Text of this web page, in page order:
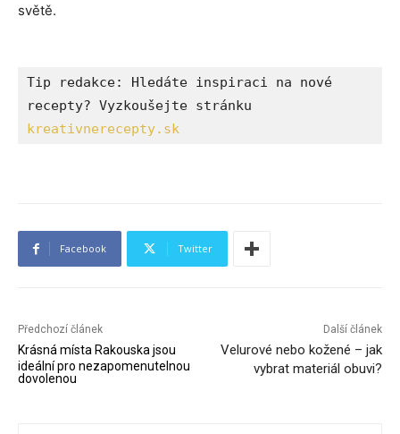
světě.
Tip redakce: Hledáte inspiraci na nové
kreativnerecepty.sk
Facebook Twitter
Předchozí článek
Krásná místa Rakouska jsou
ideální pro nezapomenutelnou
dovolenou
Další článek
Velurové nebo kožené – jak
vybrat materiál obuvi?